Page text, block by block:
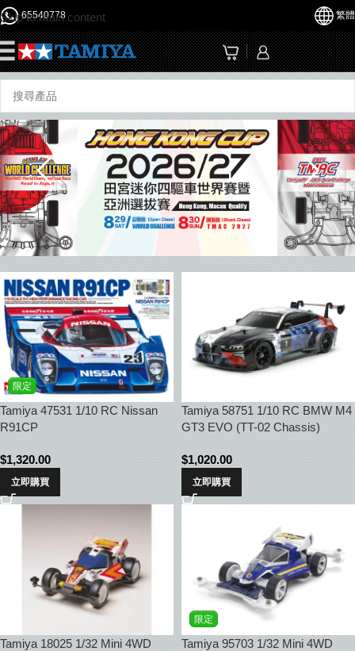
Skip to main content
65540778 繁體
限定
Tamiya 47531 1/10 RC Nissan
R91CP
$1,320.00
立即購買
Tamiya 58751 1/10 RC BMW M4
GT3 EVO (TT-02 Chassis)
$1,020.00
立即購買
Tamiya 18025 1/32 Mini 4WD
限定
Tamiya 95703 1/32 Mini 4WD